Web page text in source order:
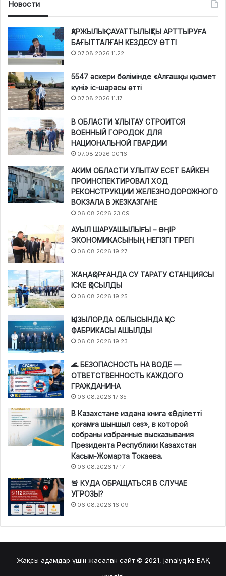
Новости
ҚАРЖЫЛЫҚ САУАТТЫЛЫҚТЫ АРТТЫРУҒА
БАҒЫТТАЛҒАН КЕЗДЕСУ ӨТТІ
07.08.2026 11:22
5547 әскери бөлімінде «Алғашқы қызмет
күні» іс-шарасы өтті
07.08.2026 11:17
В ОБЛАСТИ ҰЛЫТАУ СТРОИТСЯ
ВОЕННЫЙ ГОРОДОК ДЛЯ
НАЦИОНАЛЬНОЙ ГВАРДИИ
07.08.2026 00:16
АКИМ ОБЛАСТИ ҰЛЫТАУ ЕСЕТ БАЙКЕН
ПРОИНСПЕКТИРОВАЛ ХОД
РЕКОНСТРУКЦИИ ЖЕЛЕЗНОДОРОЖНОГО
ВОКЗАЛА В ЖЕЗКАЗГАНЕ
06.08.2026 23:09
АУЫЛ ШАРУАШЫЛЫҒЫ – ӨҢІР
ЭКОНОМИКАСЫНЫҢ НЕГІЗГІ ТІРЕГІ
06.08.2026 19:27
ЖАҢАҚОРҒАНДА СУ ТАРАТУ СТАНЦИЯСЫ
ІСКЕ ҚОСЫЛДЫ
06.08.2026 19:25
ҚЫЗЫЛОРДА ОБЛЫСЫНДА ҚҰС
ФАБРИКАСЫ АШЫЛДЫ
06.08.2026 19:23
🌊 БЕЗОПАСНОСТЬ НА ВОДЕ —
ОТВЕТСТВЕННОСТЬ КАЖДОГО
ГРАЖДАНИНА
06.08.2026 17:35
В Казахстане издана книга «Әділетті
қоғамға шыншыл сөз», в которой
собраны избранные высказывания
Президента Республики Казахстан
Касым-Жомарта Токаева.
06.08.2026 17:17
🚨 КУДА ОБРАЩАТЬСЯ В СЛУЧАЕ
УГРОЗЫ?
06.08.2026 16:09
Жақсы адамдар үшін жасалған сайт © 2021, janalyq.kz БАҚ